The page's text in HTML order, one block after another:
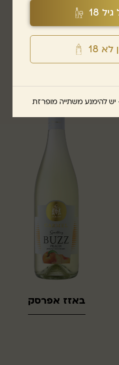
באזז תפוח
באזז אפרסק
18
18
להימנע משתייה מופרזת